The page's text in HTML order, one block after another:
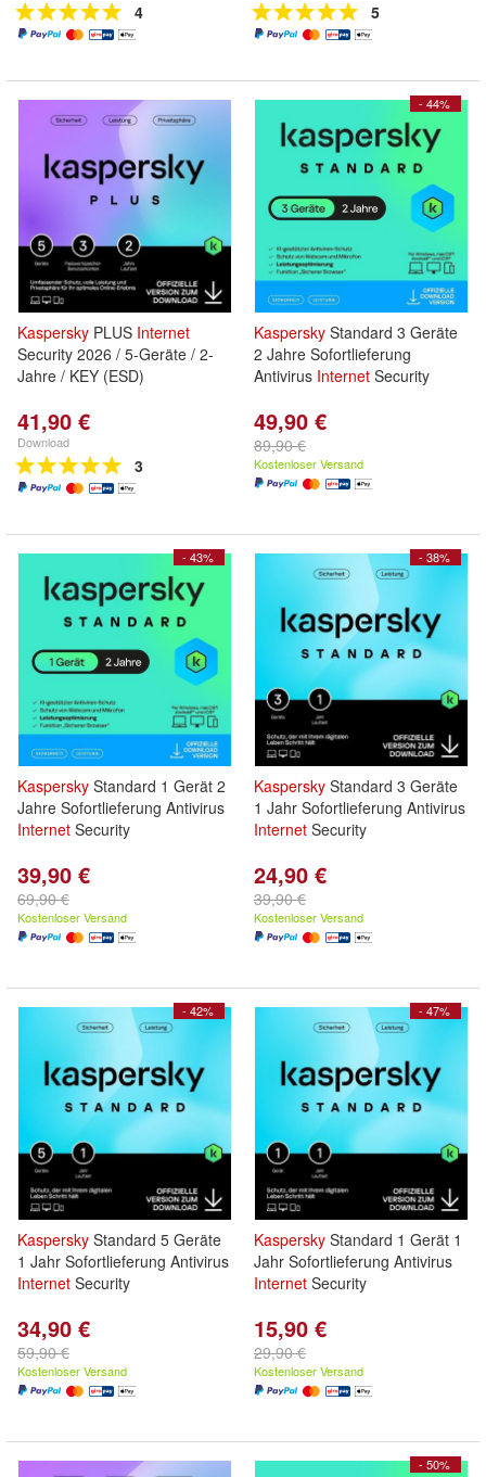
4 5
Kaspersky PLUS Internet
Security 2026 / 5-Geräte / 2-
Jahre / KEY (ESD)
41,90 €
Download
3
- 44%
Kaspersky Standard 3 Geräte
2 Jahre Sofortlieferung
Antivirus Internet Security
49,90 €
89,90 €
Kostenloser Versand
- 43%
Kaspersky Standard 1 Gerät 2
Jahre Sofortlieferung Antivirus
Internet Security
39,90 €
69,90 €
Kostenloser Versand
- 38%
Kaspersky Standard 3 Geräte
1 Jahr Sofortlieferung Antivirus
Internet Security
24,90 €
39,90 €
Kostenloser Versand
- 42%
Kaspersky Standard 5 Geräte
1 Jahr Sofortlieferung Antivirus
Internet Security
34,90 €
59,90 €
Kostenloser Versand
- 47%
Kaspersky Standard 1 Gerät 1
Jahr Sofortlieferung Antivirus
Internet Security
15,90 €
29,90 €
Kostenloser Versand
- 50%